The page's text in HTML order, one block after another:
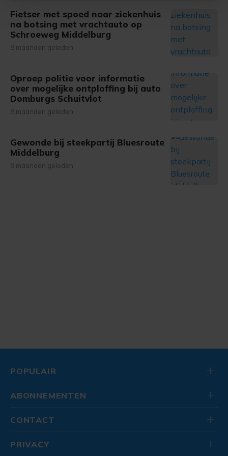
Met cookies werkt onze website beter en wordt jouw
bezoek makkelijker en persoonlijker. Op
onze cookiepagina kun je ons cookiebeleid bekijken en je
gemaakte keuze altijd wijzigen of intrekken.
Fietser met spoed naar ziekenhuis
na botsing met vrachtauto op
Schroeweg Middelburg
8 maanden geleden
Oproep politie voor informatie
over mogelijke ontploffing bij auto
Domburgs Schuitvlot
8 maanden geleden
Gewonde bij steekpartij Bluesroute
Middelburg
8 maanden geleden
POPULAIR
ABONNEMENTEN
CONTACT
PRIVACY